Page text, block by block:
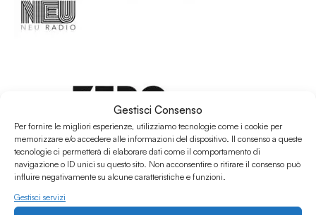
Gestisci Consenso
Per fornire le migliori esperienze, utilizziamo tecnologie come i cookie per
memorizzare e/o accedere alle informazioni del dispositivo. Il consenso a queste
tecnologie ci permetterà di elaborare dati come il comportamento di
navigazione o ID unici su questo sito. Non acconsentire o ritirare il consenso può
influire negativamente su alcune caratteristiche e funzioni.
Gestisci servizi